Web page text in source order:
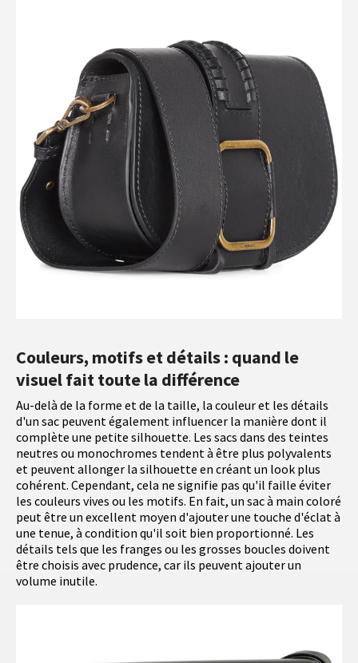
Couleurs, motifs et détails : quand le
visuel fait toute la différence
Au-delà de la forme et de la taille, la couleur et les détails
d'un sac peuvent également influencer la manière dont il
complète une petite silhouette. Les sacs dans des teintes
neutres ou monochromes tendent à être plus polyvalents
et peuvent allonger la silhouette en créant un look plus
cohérent. Cependant, cela ne signifie pas qu'il faille éviter
les couleurs vives ou les motifs. En fait, un sac à main coloré
peut être un excellent moyen d'ajouter une touche d'éclat à
une tenue, à condition qu'il soit bien proportionné. Les
détails tels que les franges ou les grosses boucles doivent
être choisis avec prudence, car ils peuvent ajouter un
volume inutile.